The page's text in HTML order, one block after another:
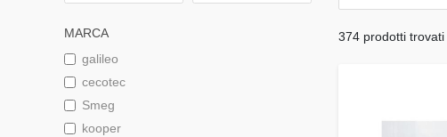
MARCA
galileo
cecotec
Smeg
kooper
374 prodotti trovati